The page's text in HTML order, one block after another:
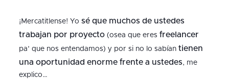
¡Mercatitlense! Yo sé que muchos de ustedes
trabajan por proyecto(osea que eres freelancer
pa’ que nos entendamos) y por si no lo sabían tienen
una oportunidad enorme frente a ustedes, me
explico…